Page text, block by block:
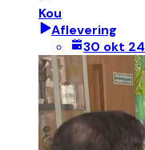
Kou
Aflevering
30 okt 24